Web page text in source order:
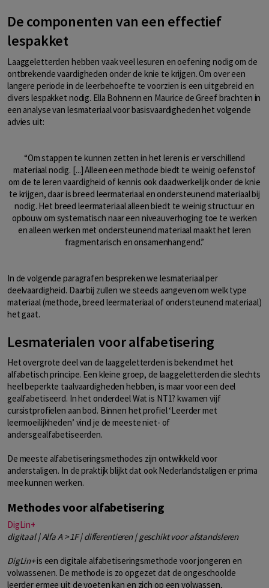
De componenten van een effectief
lespakket
Laaggeletterden hebben vaak veel lesuren en oefening nodig om de
ontbrekende vaardigheden onder de knie te krijgen. Om over een
langere periode in de leerbehoefte te voorzien is een uitgebreid en
divers lespakket nodig. Ella Bohnenn en Maurice de Greef brachten in
een analyse van lesmateriaal voor basisvaardigheden het volgende
advies uit:
“Om stappen te kunnen zetten in het leren is er verschillend
materiaal nodig. [...] Alleen een methode biedt te weinig oefenstof
om de te leren vaardigheid of kennis ook daadwerkelijk onder de knie
te krijgen, daar is breed leermateriaal en ondersteunend materiaal bij
nodig. Het breed leermateriaal alleen biedt te weinig structuur en
opbouw om systematisch naar een niveauverhoging toe te werken
en alleen werken met ondersteunend materiaal maakt het leren
fragmentarisch en onsamenhangend.”
In de volgende paragrafen bespreken we lesmateriaal per
deelvaardigheid. Daarbij zullen we steeds aangeven om welk type
materiaal (methode, breed leermateriaal of ondersteunend materiaal)
het gaat.
Lesmaterialen voor alfabetisering
Het overgrote deel van de laaggeletterden is bekend met het
alfabetisch principe. Een kleine groep, de laaggeletterden die slechts
heel beperkte taalvaardigheden hebben, is maar voor een deel
gealfabetiseerd. In het onderdeel Wat is NT1? kwamen vijf
cursistprofielen aan bod. Binnen het profiel ‘Leerder met
leermoeilijkheden’ vind je de meeste niet- of
andersgealfabetiseerden.
De meeste alfabetiseringsmethodes zijn ontwikkeld voor
anderstaligen. In de praktijk blijkt dat ook Nederlandstaligen er prima
mee kunnen werken.
Methodes voor alfabetisering
DigLin+
digitaal | Alfa A > 1F | differentieren | geschikt voor afstandsleren
DigLin+is een digitale alfabetiseringsmethode voor jongeren en
volwassenen. De methode is zo opgezet dat de ongeschoolde
leerder ermee uit de voeten kan en zich op een volwassen,